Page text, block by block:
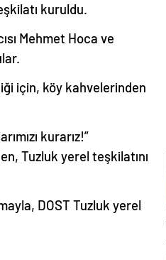
kuruldu.
Mehmet Hoca ve
için, köy kahvelerinden
kurarız!”
Tuzluk yerel teşkilatını
DOST Tuzluk yerel